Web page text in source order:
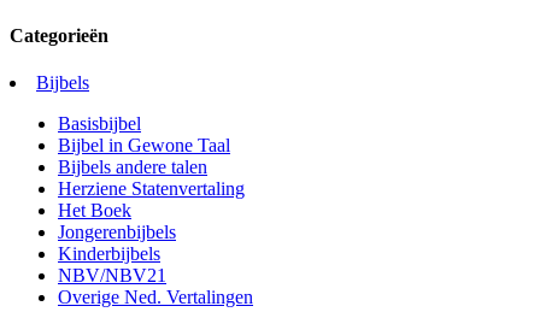
Categorieën
Bijbels
Basisbijbel
Bijbel in Gewone Taal
Bijbels andere talen
Herziene Statenvertaling
Het Boek
Jongerenbijbels
Kinderbijbels
NBV/NBV21
Overige Ned. Vertalingen